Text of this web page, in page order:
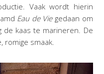
Vaak wordt hierin
Eau de Viegedaan om
de kaas te marineren. De
romige smaak.